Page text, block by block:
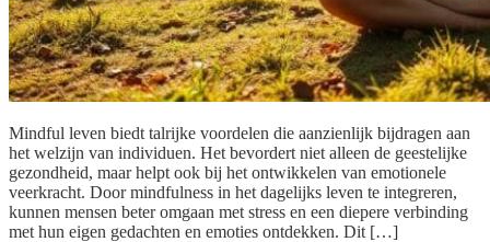
Mindful leven biedt talrijke voordelen die aanzienlijk bijdragen aan
het welzijn van individuen. Het bevordert niet alleen de geestelijke
gezondheid, maar helpt ook bij het ontwikkelen van emotionele
veerkracht. Door mindfulness in het dagelijks leven te integreren,
kunnen mensen beter omgaan met stress en een diepere verbinding
met hun eigen gedachten en emoties ontdekken. Dit […]